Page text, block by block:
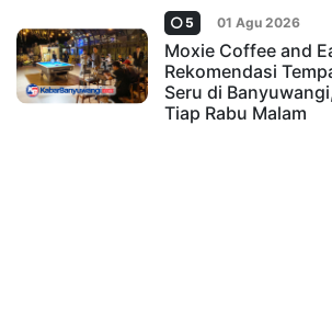
5 01 Agu 2026
Moxie Coffee and
Rekomendasi
Seru di
Tiap Rabu Malam